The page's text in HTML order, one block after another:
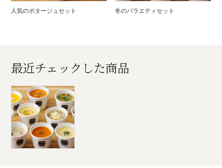
人気のポタージュセット 冬のバラエティセット
最近チェックした商品